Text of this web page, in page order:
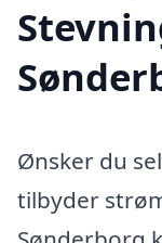
Ønsker du
tilbyder